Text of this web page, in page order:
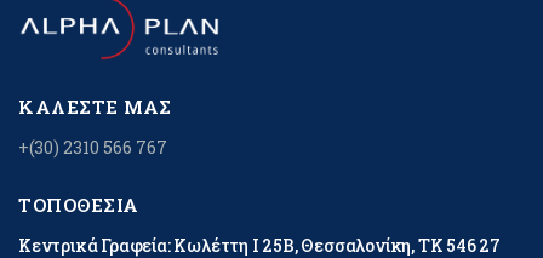
ΚΑΛΈΣΤΕ ΜΑΣ
+(30) 2310 566 767
ΤΟΠΟΘΕΣΊΑ
Κεντρικά Γραφεία: Κωλέττη Ι 25Β, Θεσσαλονίκη, ΤΚ 546 27